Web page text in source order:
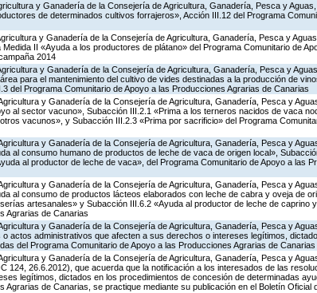
y Ganadería de la Consejería de Agricultura, Ganadería, Pesca y
de determinados cultivos forrajeros», Acción III.12 del Programa
y Ganadería de la Consejería de Agricultura, Ganadería, Pesca y
II «Ayuda a los productores de plátano» del Programa Comunitario de
2014
y Ganadería de la Consejería de Agricultura, Ganadería, Pesca y
para el mantenimiento del cultivo de vides destinadas a la producción de
del Programa Comunitario de Apoyo a las Producciones Agrarias de Canarias
y Ganadería de la Consejería de Agricultura, Ganadería, Pesca y
al sector vacuno», Subacción III.2.1 «Prima a los terneros nacidos de vaca
vacunos», y Subacción III.2.3 «Prima por sacrificio» del Programa
y Ganadería de la Consejería de Agricultura, Ganadería, Pesca y
al consumo humano de productos de leche de vaca de origen local»,
al productor de leche de vaca», del Programa Comunitario de Apoyo a las
y Ganadería de la Consejería de Agricultura, Ganadería, Pesca y
al consumo de productos lácteos elaborados con leche de cabra y oveja de
artesanales» y Subacción III.6.2 «Ayuda al productor de leche de caprino
Agrarias de Canarias
y Ganadería de la Consejería de Agricultura, Ganadería, Pesca y
actos administrativos que afecten a sus derechos o intereses legítimos,
del Programa Comunitario de Apoyo a las Producciones Agrarias de Canarias
y Ganadería de la Consejería de Agricultura, Ganadería, Pesca y
124, 26.6.2012), que acuerda que la notificación a los interesados de las
legítimos, dictados en los procedimientos de concesión de determinadas
Agrarias de Canarias, se practique mediante su publicación en el Boletín Oficial